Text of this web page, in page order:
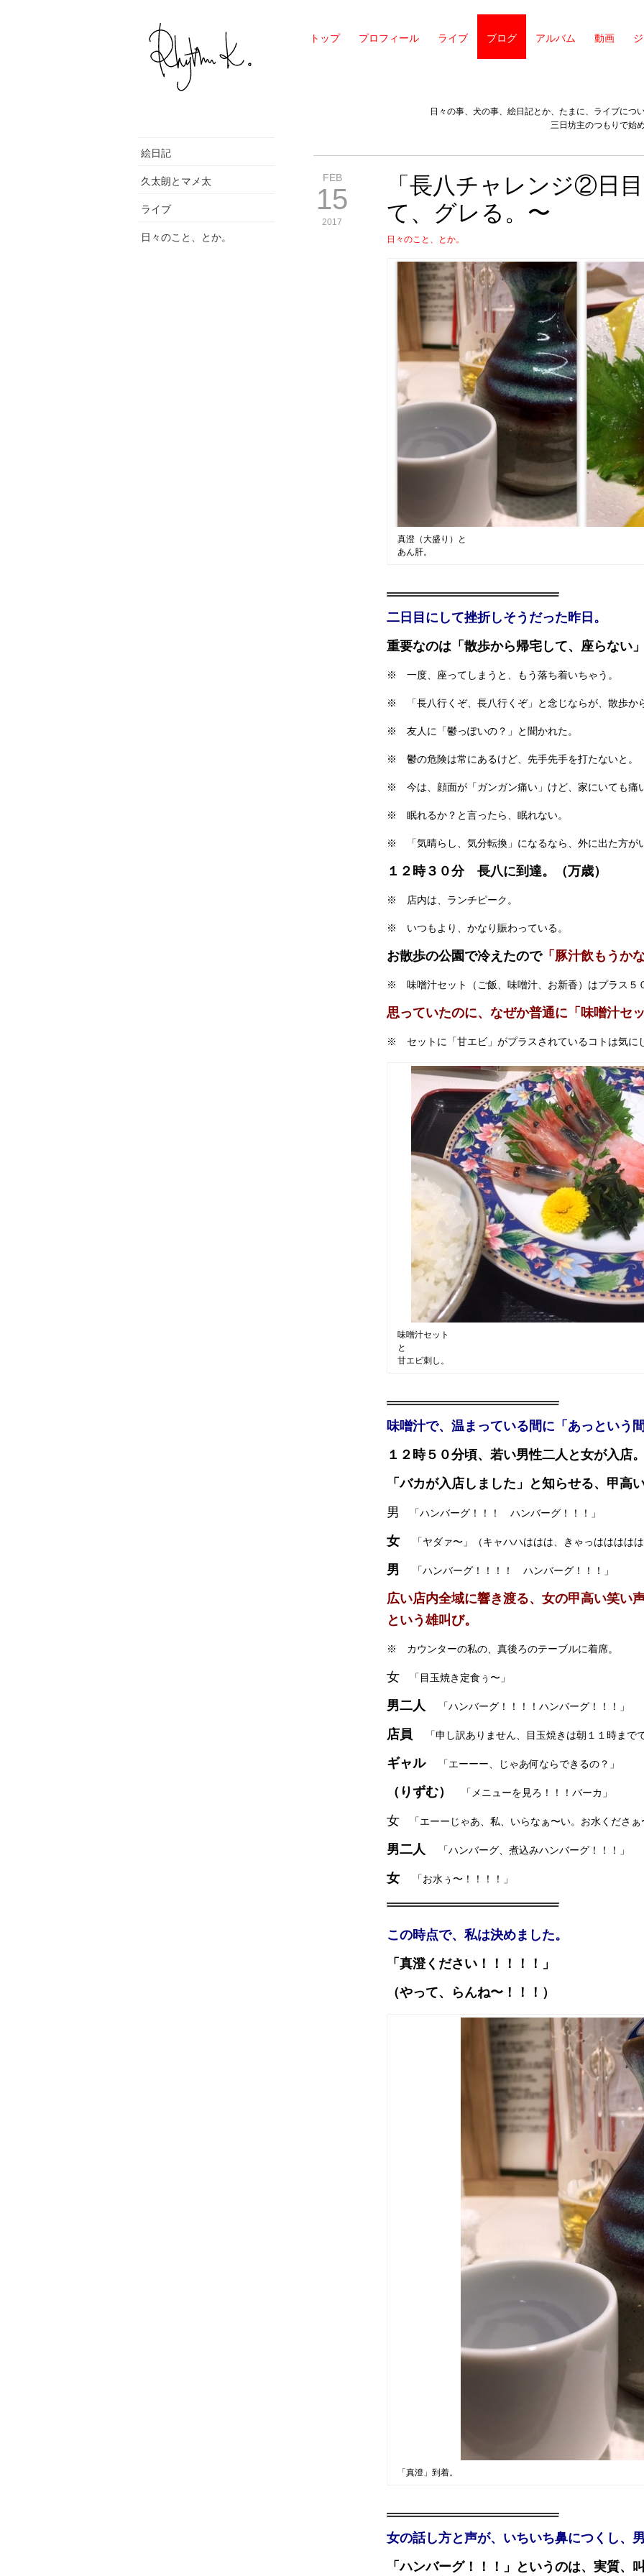
トップ プロフィール ライブ ブログ アルバム 動画
絵日記
久太朗とマメ太
ライブ
日々のこと、とか。
日々の事、犬の事、絵日記とか、たまに、ライブにつ
三日坊主のつもりで始
FEB
15
2017
「長八チャレンジ②日
て、グレる。〜
日々のこと、とか。
真澄（大盛り）と
あん肝。
二日目にして挫折しそうだった昨日。
重要なのは「散歩から帰宅して、座らない」
※ 一度、座ってしまうと、もう落ち着いちゃう。
※ 「長八行くぞ、長八行くぞ」と念じならが、散歩か
※ 友人に「鬱っぽいの？」と聞かれた。
※ 鬱の危険は常にあるけど、先手先手を打たないと。
※ 今は、顔面が「ガンガン痛い」けど、家にいても痛
※ 眠れるか？と言ったら、眠れない。
※ 「気晴らし、気分転換」になるなら、外に出た方が
１２時３０分 長八に到達。（万歳）
※ 店内は、ランチピーク。
※ いつもより、かなり賑わっている。
お散歩の公園で冷えたので「豚汁飲もうかな
※ 味噌汁セット（ご飯、味噌汁、お新香）はプラス５
思っていたのに、なぜか普通に「味噌汁セッ
※ セットに「甘エビ」がプラスされているコトは気に
味噌汁セット
と
甘エビ刺し。
味噌汁で、温まっている間に「あっという
１２時５０分頃、若い男性二人と女が入店。
「バカが入店しました」と知らせる、甲高
男
「ハンバーグ！！！ ハンバーグ！！！」
女 「ヤダァ〜」（キャハハははは、きゃっははははは
男 「ハンバーグ！！！！ ハンバーグ！！！」
広い店内全域に響き渡る、女の甲高い笑い
という雄叫び。
※ カウンターの私の、真後ろのテーブルに着席。
女 「目玉焼き定食ぅ〜」
男二人 「ハンバーグ！！！！ハンバーグ！！！」
店員 「申し訳ありません、目玉焼きは朝１１時まで
ギャル 「エーーー、じゃあ何ならできるの？」
（りずむ） 「メニューを見ろ！！！バーカ」
女 「エーーじゃあ、私、いらなぁ〜い。お水くださぁ
男二人 「ハンバーグ、煮込みハンバーグ！！！」
女 「お水ぅ〜！！！！」
この時点で、私は決めました。
「真澄ください！！！！！」
（やって、らんね〜！！！）
「真澄」到着。
女の話し方と声が、いちいち鼻につくし、
「ハンバーグ！！！」というのは、実質、